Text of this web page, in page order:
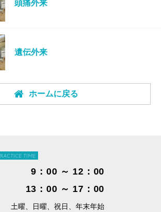
頭痛外来
遺伝外来
ホームに戻る
TIME
9：00 ～ 12：00
13：00 ～ 17：00
土曜、日曜、祝日、年末年始